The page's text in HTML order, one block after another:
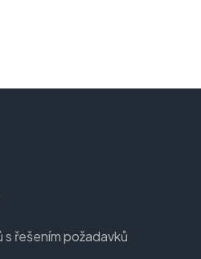
řešením požadavků